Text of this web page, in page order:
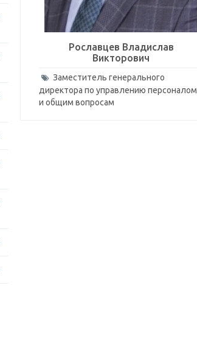
Рославцев Владислав
Викторович
Заместитель генерального
директора по управлению персоналом
и общим вопросам